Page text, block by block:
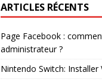
ARTICLES RÉCENTS
Page Facebook :
administrateur ?
Nintendo Switch: Installer